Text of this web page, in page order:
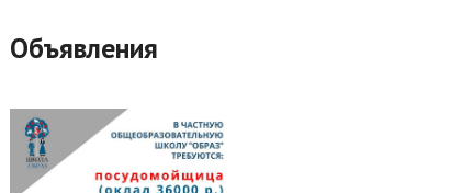
Объявления